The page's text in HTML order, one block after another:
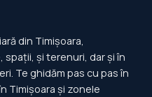
din Timișoara,
și terenuri, dar și în
Te ghidăm pas cu pas în
Timișoara și zonele